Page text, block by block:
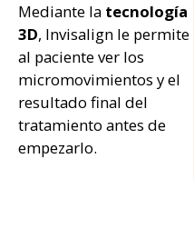
Mediante la tecnología
3D, Invisalign le permite
al paciente ver los
micromovimientos y el
resultado final del
tratamiento antes de
empezarlo.